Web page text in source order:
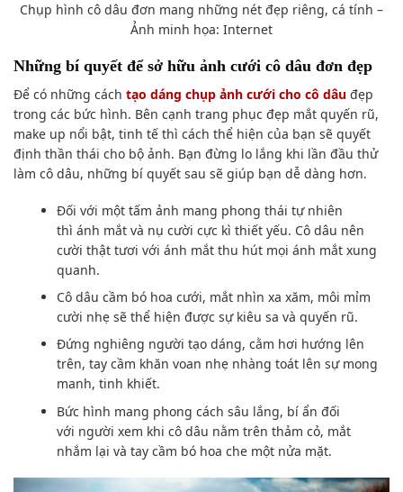
Chụp hình cô dâu đơn mang những nét đẹp riêng, cá tính –
Ảnh minh họa: Internet
Những bí quyết để sở hữu ảnh cưới cô dâu đơn đẹp
Để có những cách tạo dáng chụp ảnh cưới cho cô dâu đẹp
trong các bức hình. Bên cạnh trang phục đẹp mắt quyến rũ,
make up nổi bật, tinh tế thì cách thể hiện của bạn sẽ quyết
định thần thái cho bộ ảnh. Bạn đừng lo lắng khi lần đầu thử
làm cô dâu, những bí quyết sau sẽ giúp bạn dễ dàng hơn.
Đối với mộttấm ảnh mang phong thái tự nhiên
thìánh mắt và nụ cườicực kì thiết yếu. Cô dâu nên
cười thật tươi vớiánh mắt thu hút mọiánh mắt xung
quanh.
Cô dâu cầm bó hoa cưới, mắt nhìn xa xăm, môi mỉm
cười nhẹ sẽthể hiện được sự kiêu sa và quyến rũ.
Đứng nghiêng người tạo dáng, cằm hơi hướng lên
trên, tay cầm khăn voan nhẹ nhàng toát lên sự mong
manh, tinh khiết.
Bức hình mang phongcáchsâu lắng, bí ẩnđối
với ngườixem khi cô dâu nằm trên thảm cỏ, mắt
nhắm lại và tay cầm bó hoa che một nửa mặt.